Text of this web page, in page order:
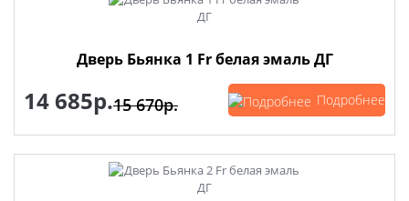
Дверь Бьянка 1 Fr белая эмаль ДГ
14 685р.15 670р. Подробнее